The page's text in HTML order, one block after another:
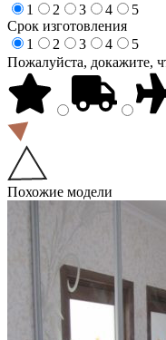
1
2 3 4
5
Срок изготовления
1
2 3 4
5
Пожалуйста, докажите,
Похожие модели